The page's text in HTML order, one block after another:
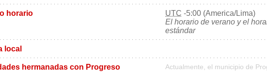
horario UTC -5:00 (America/Lima)
El horario de verano y el
estándar
local
hermanadas con Progreso Actualmente, el municipio de